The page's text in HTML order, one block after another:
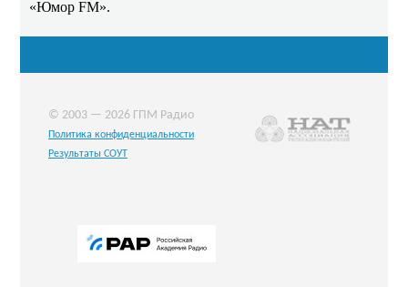
«Юмор FM».
© 2003 — 2026 ГПМ Радио
Политика конфиденциальности
Результаты СОУТ